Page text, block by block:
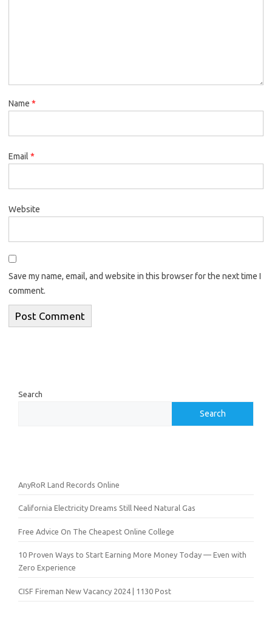
Name *
Email *
Website
Save my name, email, and website in this browser for the next time I
comment.
Search
Search
AnyRoR Land Records Online
California Electricity Dreams Still Need Natural Gas
Free Advice On The Cheapest Online College
10 Proven Ways to Start Earning More Money Today — Even with
Zero Experience
CISF Fireman New Vacancy 2024 | 1130 Post